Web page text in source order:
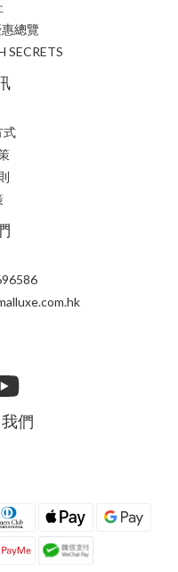
總覽
SECRETS
式
們